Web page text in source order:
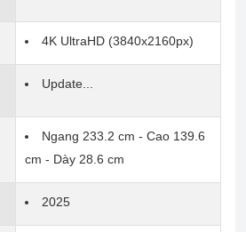
4K UltraHD (3840x2160px)
Update...
Ngang 233.2 cm - Cao 139.6
cm - Dày 28.6 cm
2025